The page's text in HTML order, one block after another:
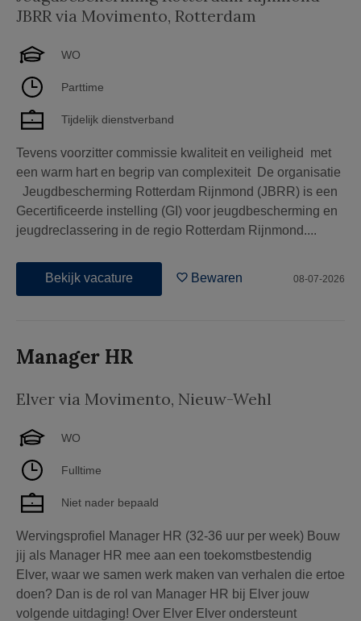
JBRR via Movimento, Rotterdam
WO
Parttime
Tijdelijk dienstverband
Tevens voorzitter commissie kwaliteit en veiligheid met
een warm hart en begrip van complexiteit De organisatie
Jeugdbescherming Rotterdam Rijnmond (JBRR) is een
Gecertificeerde instelling (GI) voor jeugdbescherming en
jeugdreclassering in de regio Rotterdam Rijnmond....
Bekijk vacature Bewaren 08-07-2026
Manager HR
Elver via Movimento, Nieuw-Wehl
WO
Fulltime
Niet nader bepaald
Wervingsprofiel Manager HR (32-36 uur per week) Bouw
jij als Manager HR mee aan een toekomstbestendig
Elver, waar we samen werk maken van verhalen die ertoe
doen? Dan is de rol van Manager HR bij Elver jouw
volgende uitdaging! Over Elver Elver ondersteunt